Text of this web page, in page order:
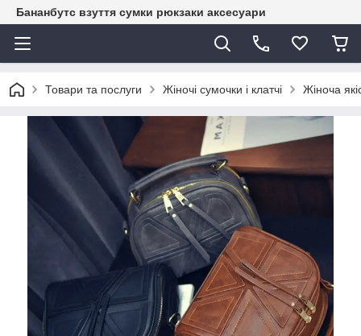
Бананбутс взуття сумки рюкзаки аксесуари
Товари та послуги Жіночі сумочки і клатчі Жіноча